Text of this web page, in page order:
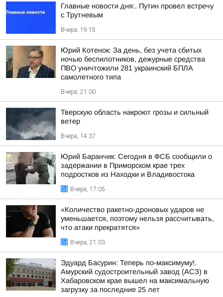
Главные новости дня:. Путин провел встречу
с Трутневым
Вчера, 19:15
Юрий Котенок: За день, без учета сбитых
ночью беспилотников, дежурные средства
ПВО уничтожили 281 украинский БПЛА
самолетного типа
Вчера, 21:00
Тверскую область накроют грозы и сильный
ветер
Вчера, 14:37
Юрий Баранчик: Сегодня в ФСБ сообщили о
задержании в Приморском крае трех
подростков из Находки и Владивостока
Вчера, 17:05
«Количество ракетно-дроновых ударов не
уменьшается, поэтому нельзя рассчитывать,
что атаки прекратятся»
Вчера, 21:03
Эдуард Басурин: Теперь по-максимуму!.
Амурский судостроительный завод (АСЗ) в
Хабаровском крае вышел на максимальную
загрузку за последние 25 лет